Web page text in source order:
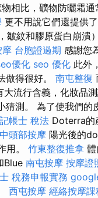
相比，礦物防曬霜
更不用說它們還提供
皺紋和膠原蛋白崩潰
摩 台胞證過期 感謝您
優化 seo 優化 此外
做得很好。 南屯整復
大流行含義，化妝品
測。 為了使我們的
記帳士 稅法 Doterra的
頭部按摩 陽光後的
用。 竹東整復推拿
Blue 南屯按摩 按摩證
稅務申報實務
西屯按摩 經絡按摩課